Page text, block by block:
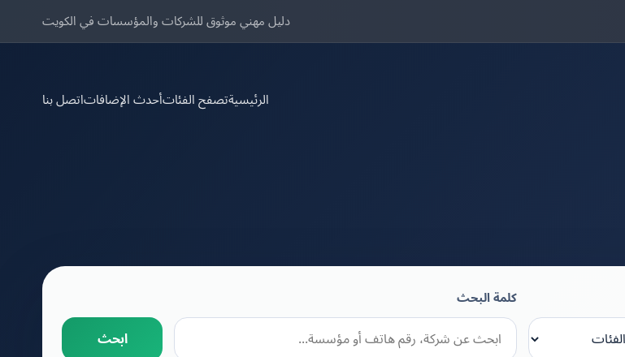
دليل مهني موثوق للشركات والمؤسسات في الكويت
الرئيسيةتصفح الفئاتأحدث الإضافاتاتصل بنا
كلمة البحث
ابحث